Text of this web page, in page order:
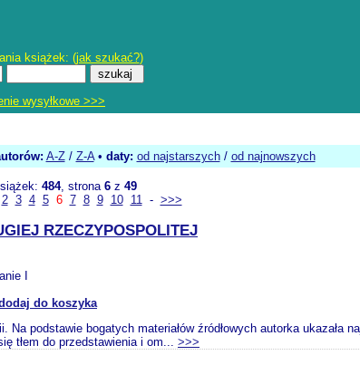
książek: (jak szukać?)
wysyłkowe >>>
A-Z/ Z-A• daty: od najstarszych/ od najnowszych
484, strona 6z 49
2 3 4 5 6 7 8 9 10 11- >>>
RZECZYPOSPOLITEJ
I
do koszyka
podstawie bogatych materiałów źródłowych autorka ukazała
tłem do przedstawienia i om... >>>